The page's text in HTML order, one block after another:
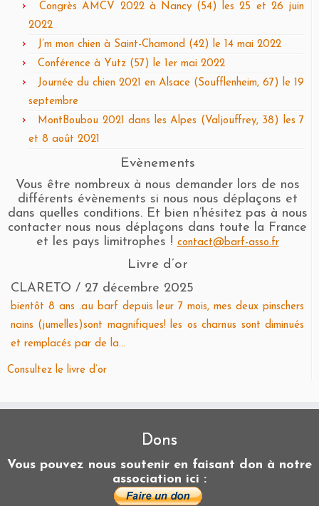
Congrès AMCV 2022 à Nancy (54) les 25 et 26 juin
2022
J’m mon chien à Saint-Chamond (42) le 14 mai 2022
Conférence à Yutz (57) le 1er mai 2022
Journée du chien 2021 en Alsace (Soufflenheim, 67) le 19
septembre
MontBoubou 2021 dans les Alpes (Valjouffrey, 38) les 7
et 8 août 2021
Evènements
Vous être nombreux à nous demander lors de nos
différents évènements si nous nous déplaçons et
dans quelles conditions. Et bien n’hésitez pas à nous
contacter nous nous déplaçons dans toute la France
et les pays limitrophes ! contact@barf-asso.fr
Livre d’or
CLARETO / 27 décembre 2025
bientôt 8 ans .au barf depuis leur 7 mois, mes deux pinschers
nains (jumelles)sont magnifiques! les os charnus sont diminués
et remplacés par de la...
Consultez le livre d’or
Dons
Vous pouvez nous soutenir en faisant don à notre
association ici :